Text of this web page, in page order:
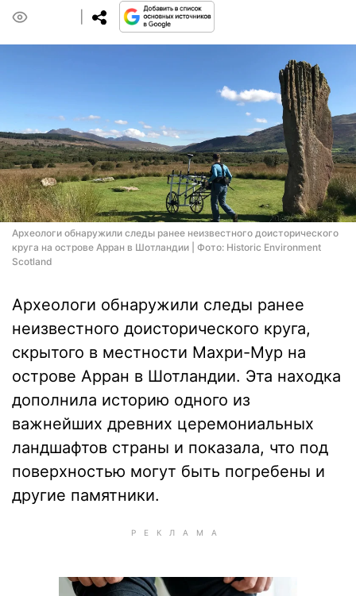
Археологи обнаружили следы ранее неизвестного доисторического
круга на острове Арран в Шотландии | Фото: Historic Environment
Scotland
Археологи обнаружили следы ранее
неизвестного доисторического круга,
скрытого в местности Махри-Мур на
острове Арран в Шотландии. Эта находка
дополнила историю одного из
важнейших древних церемониальных
ландшафтов страны и показала, что под
поверхностью могут быть погребены и
другие памятники.